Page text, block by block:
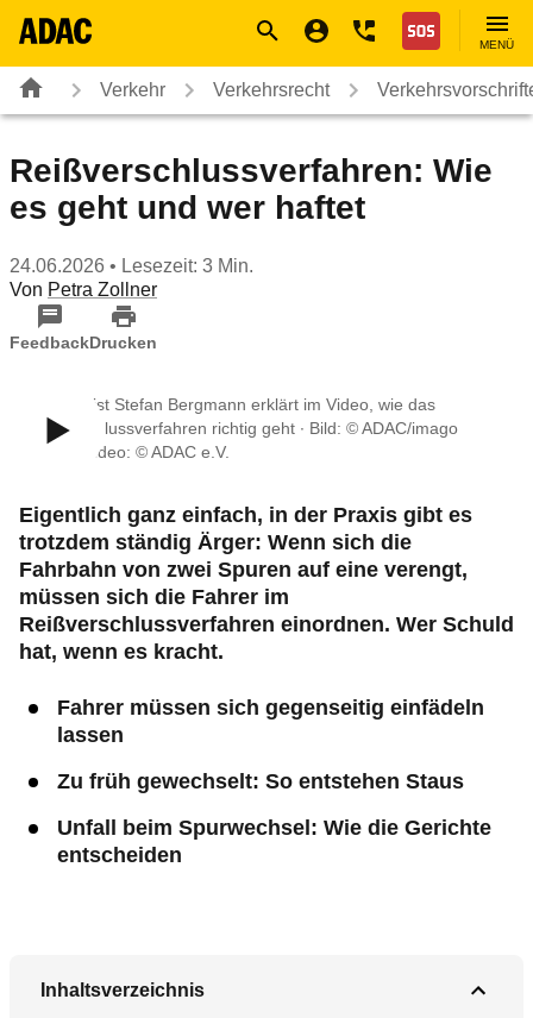
Nothilfe
MENÜ
Verkehr Verkehrsrecht
Reißverschlussverfahren: Wie
es geht und wer haftet
24.06.2026 • Lesezeit: 3 Min.
Von Petra Zollner
FeedbackDrucken
ADAC Jurist Stefan Bergmann erklärt im Video, wie das
Reißverschlussverfahren richtig geht ∙ Bild: © ADAC/imago
images, Video: © ADAC e.V.
Eigentlich ganz einfach, in der Praxis gibt es
trotzdem ständig Ärger: Wenn sich die
Fahrbahn von zwei Spuren auf eine verengt,
müssen sich die Fahrer im
Reißverschlussverfahren einordnen. Wer Schuld
hat, wenn es kracht.
Fahrer müssen sich gegenseitig einfädeln
lassen
Zu früh gewechselt: So entstehen Staus
Unfall beim Spurwechsel: Wie die Gerichte
entscheiden
Inhaltsverzeichnis